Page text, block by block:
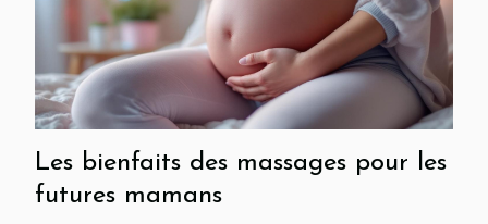
Les bienfaits des massages pour les
futures mamans